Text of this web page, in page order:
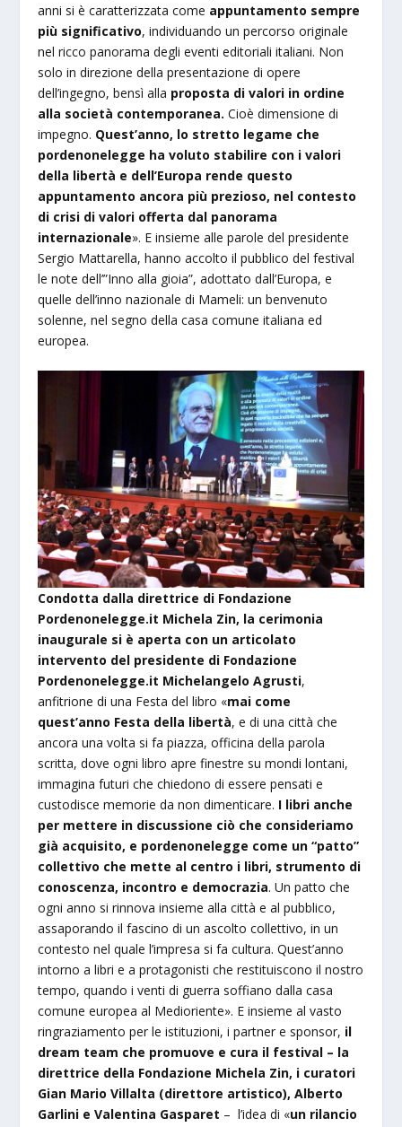
anni si è caratterizzata come appuntamento sempre
più significativo, individuando un percorso originale
nel ricco panorama degli eventi editoriali italiani. Non
solo in direzione della presentazione di opere
dell’ingegno, bensì alla proposta di valori in ordine
alla società contemporanea. Cioè dimensione di
impegno. Quest’anno, lo stretto legame che
pordenonelegge ha voluto stabilire con i valori
della libertà e dell’Europa rende questo
appuntamento ancora più prezioso, nel contesto
di crisi di valori offerta dal panorama
internazionale». E insieme alle parole del presidente
Sergio Mattarella, hanno accolto il pubblico del festival
le note dell’”Inno alla gioia”, adottato dall’Europa, e
quelle dell’inno nazionale di Mameli: un benvenuto
solenne, nel segno della casa comune italiana ed
europea.
Condotta dalla direttrice di Fondazione
Pordenonelegge.it Michela Zin, la cerimonia
inaugurale si è aperta con un articolato
intervento del presidente di Fondazione
Pordenonelegge.it Michelangelo Agrusti,
anfitrione di una Festa del libro «mai come
quest’anno Festa della libertà, e di una città che
ancora una volta si fa piazza, officina della parola
scritta, dove ogni libro apre finestre su mondi lontani,
immagina futuri che chiedono di essere pensati e
custodisce memorie da non dimenticare. I libri anche
per mettere in discussione ciò che consideriamo
già acquisito, e pordenonelegge come un “patto”
collettivo che mette al centro i libri, strumento di
conoscenza, incontro e democrazia. Un patto che
ogni anno si rinnova insieme alla città e al pubblico,
assaporando il fascino di un ascolto collettivo, in un
contesto nel quale l’impresa si fa cultura. Quest’anno
intorno a libri e a protagonisti che restituiscono il nostro
tempo, quando i venti di guerra soffiano dalla casa
comune europea al Medioriente». E insieme al vasto
ringraziamento per le istituzioni, i partner e sponsor, il
dream team che promuove e cura il festival – la
direttrice della Fondazione Michela Zin, i curatori
Gian Mario Villalta (direttore artistico), Alberto
Garlini e Valentina Gasparet – l’idea di «un rilancio